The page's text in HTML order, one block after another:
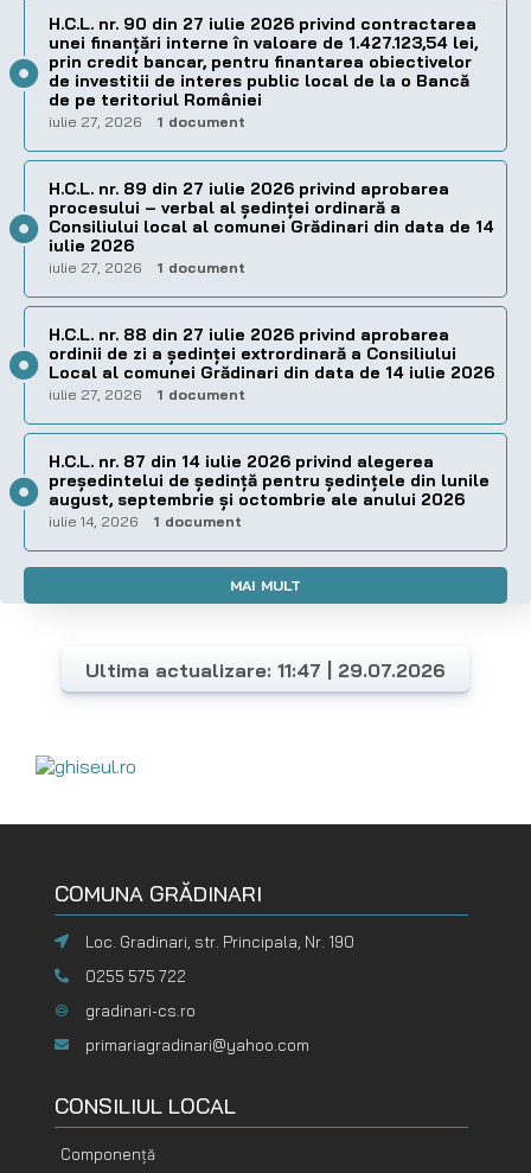
H.C.L. nr. 90 din 27 iulie 2026 privind contractarea
unei finanțări interne în valoare de 1.427.123,54 lei,
prin credit bancar, pentru finantarea obiectivelor
de investitii de interes public local de la o Bancă
de pe teritoriul României
iulie 27, 2026 1 document
H.C.L. nr. 89 din 27 iulie 2026 privind aprobarea
procesului – verbal al şedinţei ordinară a
Consiliului local al comunei Grădinari din data de 14
iulie 2026
iulie 27, 2026 1 document
H.C.L. nr. 88 din 27 iulie 2026 privind aprobarea
ordinii de zi a şedinţei extrordinară a Consiliului
Local al comunei Grădinari din data de 14 iulie 2026
iulie 27, 2026 1 document
H.C.L. nr. 87 din 14 iulie 2026 privind alegerea
preşedintelui de şedinţă pentru ședințele din lunile
august, septembrie și octombrie ale anului 2026
iulie 14, 2026 1 document
MAI MULT
Ultima actualizare: 11:47 | 29.07.2026
COMUNA GRĂDINARI
Loc. Gradinari, str. Principala, Nr. 190
0255 575 722
gradinari-cs.ro
primariagradinari@yahoo.com
CONSILIUL LOCAL
Componență